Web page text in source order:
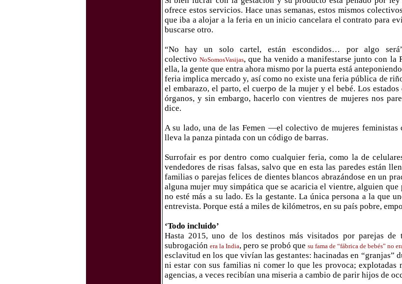
ofrece estos servicios. Hace unas semanas, estos mismos
que iba a alojar a la feria en un inicio cancelara el contrato para
buscarse otro.
“No hay un solo cartel, están escondidos… por algo
colectivo NoSomosVasijas, que ha venido a manifestarse junto con la
ella, la gente que entra ahora mismo por la puerta está
feria implica mercado y, así como no existe una feria pública de
el embarazo, el parto, el cuerpo de la mujer y el bebé. Los
órganos, y sin embargo, hacerlo con vientres de mujeres nos
dice.
A su lado, una de las Femen —el colectivo de mujeres feministas
lleva la panza pintada con un código de barras.
Surrofair es por dentro como cualquier feria, como la de
vendedores de risas falsas, salvo que en esta las paredes están
familias o parejas felices de dientes blancos abrazándose en un
alguna mujer muy simpática que se acaricia el vientre, alguien que
no esté más a su lado. Es la gestante. La única persona a la que
entrevista. Porque está a miles de kilómetros, en su país pobre,
‘Todo incluido’
Hasta 2015, uno de los destinos más visitados por parejas
subrogación era la India, pero se probó que su fama de “fábrica de bebés” no
esclavitud en los que vivían las gestantes: hacinadas en “granjas”
ni estar con sus familias ni comer lo que les provoca; explotadas
agencias, a veces recibían una miseria a cambio de parir hijos de